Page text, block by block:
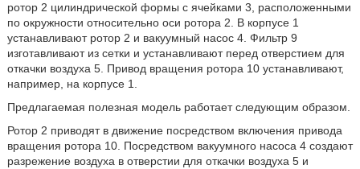
ротор 2 цилиндрической формы с ячейками 3, расположенными
по окружности относительно оси ротора 2. В корпусе 1
устанавливают ротор 2 и вакуумный насос 4. Фильтр 9
изготавливают из сетки и устанавливают перед отверстием для
откачки воздуха 5. Привод вращения ротора 10 устанавливают,
например, на корпусе 1.
Предлагаемая полезная модель работает следующим образом.
Ротор 2 приводят в движение посредством включения привода
вращения ротора 10. Посредством вакуумного насоса 4 создают
разрежение воздуха в отверстии для откачки воздуха 5 и